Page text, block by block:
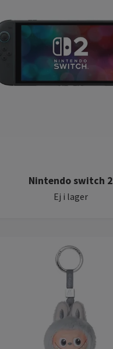
Nintendo switch 2
Ej i lager